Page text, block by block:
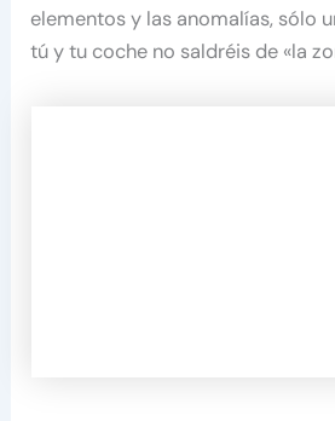
elementos y las anomalías, sólo
tú y tu coche no saldréis de «la